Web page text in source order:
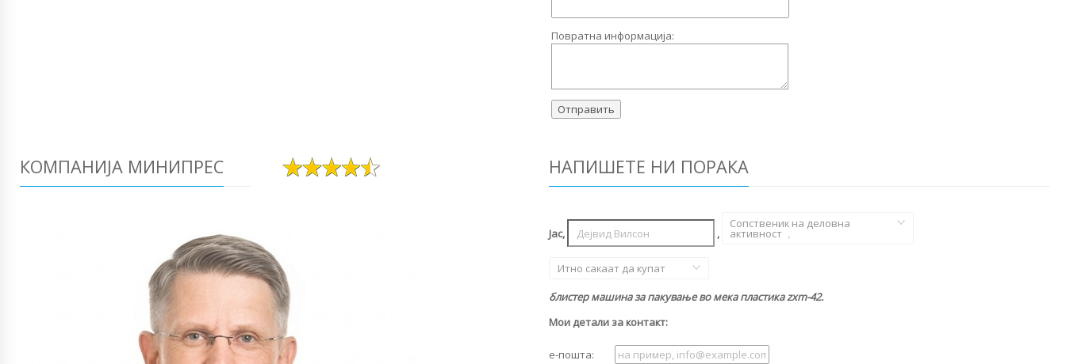
Повратна информација:
КОМПАНИЈА МИНИПРЕС НАПИШЕТЕ НИ ПОРАКА
Јас, ,
Сопственик на деловна
активност
Итно сакаат да купат
блистер машина за пакување во мека пластика zxm-42.
Мои детали за контакт:
е-пошта: